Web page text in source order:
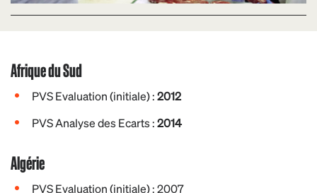
Afrique du Sud
PVS Evaluation (initiale) :2012
PVS Analyse des Ecarts :2014
Algérie
PVS Evaluation (initiale) : 2007